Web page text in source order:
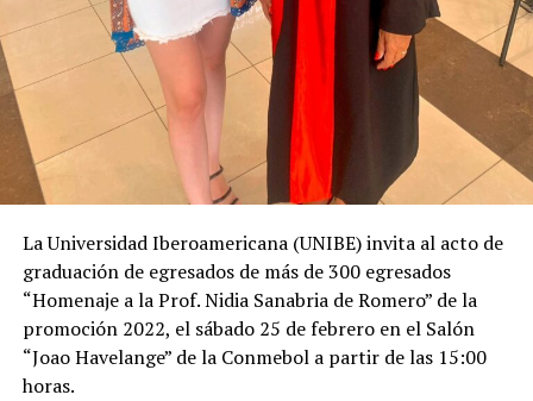
La Universidad Iberoamericana (UNIBE) invita al acto de
graduación de egresados de más de 300 egresados
“Homenaje a la Prof. Nidia Sanabria de Romero” de la
promoción 2022, el sábado 25 de febrero en el Salón
“Joao Havelange” de la Conmebol a partir de las 15:00
horas.